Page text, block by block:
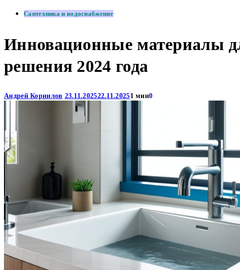
Сантехника и водоснабжение
Инновационные материалы
решения 2024 года
Андрей Корнилов 23.11.202522.11.20251 мин0